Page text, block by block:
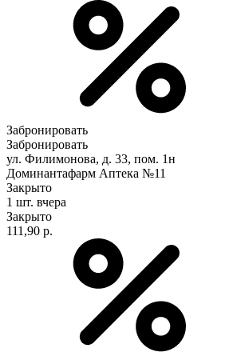
Забронировать
Забронировать
ул. Филимонова, д. 33, пом. 1н
Доминантафарм Аптека №11
Закрыто
1 шт. вчера
Закрыто
111,90 р.